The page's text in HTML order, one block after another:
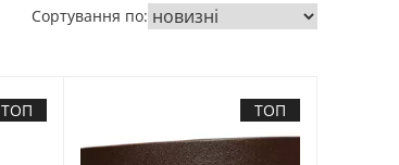
Сортування по:
ТОП ТОП